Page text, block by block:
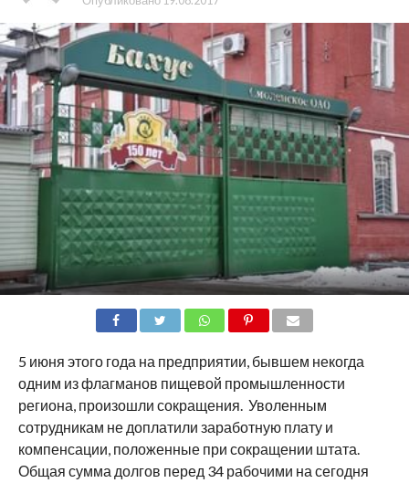
5 июня этого года на предприятии, бывшем некогда
одним из флагманов пищевой промышленности
региона, произошли сокращения. Уволенным
сотрудникам не доплатили заработную плату и
компенсации, положенные при сокращении штата.
Общая сумма долгов перед 34 рабочими на сегодня